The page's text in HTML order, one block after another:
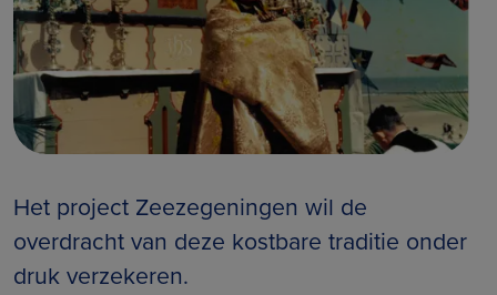
Het project Zeezegeningen wil de
overdracht van deze kostbare traditie onder
druk verzekeren.